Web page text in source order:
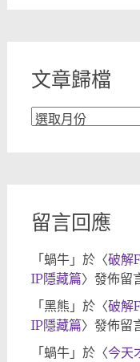
文章歸檔
文
留言回應
「蝸牛」於〈破解
IP隱藏篇〉發佈留
「黑熊 」於〈破解
IP隱藏篇〉發佈留
「蝸牛」於〈今天